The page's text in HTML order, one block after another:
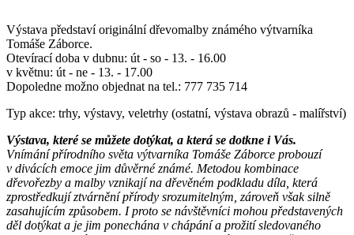
Výstava představí originální dřevomalby známého výtvarníka
Tomáše Záborce.
Otevírací doba v dubnu: út - so - 13. - 16.00
v květnu: út - ne - 13. - 17.00
Dopoledne možno objednat na tel.: 777 735 714
Typ akce: trhy, výstavy, veletrhy (ostatní, výstava obrazů - malířství)
Výstava, které se můžete dotýkat, a která se dotkne i Vás.
Vnímání přírodního světa výtvarníka Tomáše Záborce probouzí
v divácích emoce jim důvěrné známé. Metodou kombinace
dřevořezby a malby vznikají na dřevěném podkladu díla, která
zprostředkují ztvárnění přírody srozumitelným, zároveň však silně
zasahujícím způsobem. I proto se návštěvníci mohou představených
děl dotýkat a je jim ponechána v chápání a prožití sledovaného